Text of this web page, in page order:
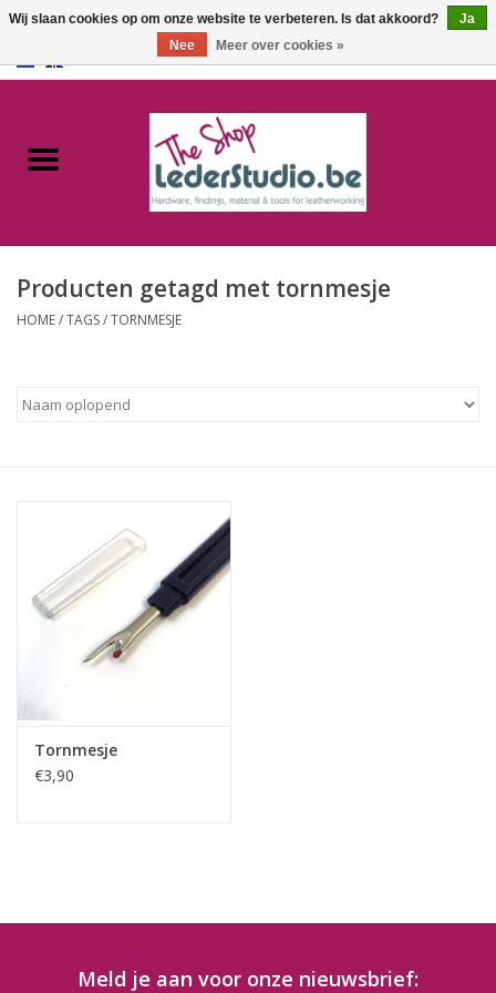
Catalogus
FAQ
Producten getagd met tornmesje
HOME/TAGS/TORNMESJE
Tornmesje
€3,90
Meld je aan voor onze nieuwsbrief:
Wij slaan cookies op om onze website te verbeteren. Is dat akkoord?
Ja
Nee
Meer over cookies »